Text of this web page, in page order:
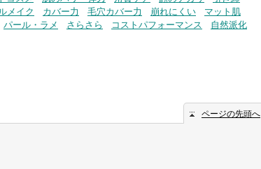
メイク カバー力 毛穴カバー力 崩れにくい
マット肌
パール・ラメ さらさら コストパフォーマンス
自然派化
ページの先頭へ